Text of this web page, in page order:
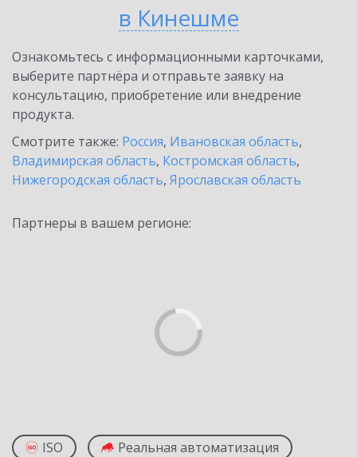
в Кинешме
Ознакомьтесь с информационными карточками,
выберите партнёра и отправьте заявку на
консультацию, приобретение или внедрение
продукта.
Смотрите также: Россия, Ивановская область,
Владимирская область, Костромская область,
Нижегородская область, Ярославская область
Партнеры в вашем регионе:
ISO Реальная автоматизация